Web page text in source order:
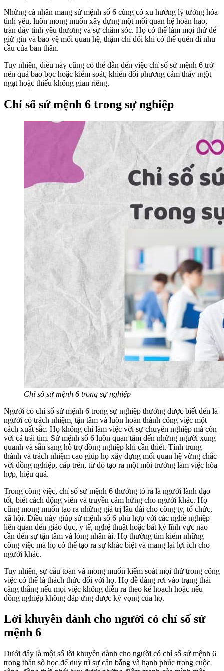
Những cá nhân mang sứ mệnh số 6 cũng có xu hướng lý tưởng hóa
tình yêu, luôn mong muốn xây dựng một mối quan hệ hoàn hảo,
tràn đầy tình yêu thương và sự chăm sóc. Họ có thể làm mọi thứ để
giữ gìn và bảo vệ mối quan hệ, thậm chí đôi khi có thể quên đi nhu
cầu của bản thân.
Tuy nhiên, điều này cũng có thể dẫn đến việc chỉ số sứ mệnh 6 trở
nên quá bao bọc hoặc kiểm soát, khiến đối phương cảm thấy ngột
ngạt hoặc thiếu không gian riêng.
Chỉ số sứ mệnh 6 trong sự nghiệp
Chỉ số sứ mệnh 6 trong sự nghiệp
Người có chỉ số sứ mệnh 6 trong sự nghiệp thường được biết đến là
người có trách nhiệm, tận tâm và luôn hoàn thành công việc một
cách xuất sắc. Họ không chỉ làm việc với sự chuyên nghiệp mà còn
với cả trái tim. Sứ mệnh số 6 luôn quan tâm đến những người xung
quanh và sẵn sàng hỗ trợ đồng nghiệp khi cần thiết. Tính trung
thành và trách nhiệm cao giúp họ xây dựng mối quan hệ vững chắc
với đồng nghiệp, cấp trên, từ đó tạo ra một môi trường làm việc hòa
hợp, hiệu quả.
Trong công việc, chỉ số sứ mệnh 6 thường tỏ ra là người lãnh đạo
tốt, biết cách động viên và truyền cảm hứng cho người khác. Họ
cũng mong muốn tạo ra những giá trị lâu dài cho công ty, tổ chức,
xã hội. Điều này giúp sứ mệnh số 6 phù hợp với các nghề nghiệp
liên quan đến giáo dục, y tế, nghệ thuật hoặc bất kỳ lĩnh vực nào
cần đến sự tận tâm và lòng nhân ái. Họ thường tìm kiếm những
công việc mà họ có thể tạo ra sự khác biệt và mang lại lợi ích cho
người khác.
Tuy nhiên, sự cầu toàn và mong muốn kiểm soát mọi thứ trong công
việc có thể là thách thức đối với họ. Họ dễ dàng rơi vào trạng thái
căng thẳng nếu mọi việc không diễn ra theo kế hoạch hoặc nếu
đồng nghiệp không đáp ứng được kỳ vọng của họ.
Lời khuyên dành cho người có chỉ số sứ
mệnh 6
Dưới đây là một số lời khuyên dành cho người có chỉ số sứ mệnh 6
trong thần số học để duy trì sự cân bằng và hạnh phúc trong cuộc